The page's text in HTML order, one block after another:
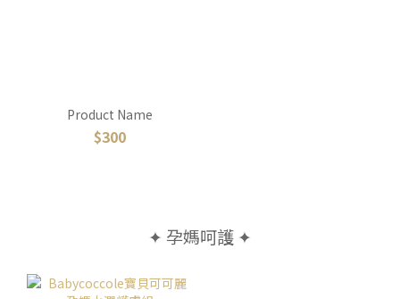
Product Name
$300
✦ 孕媽呵護 ✦